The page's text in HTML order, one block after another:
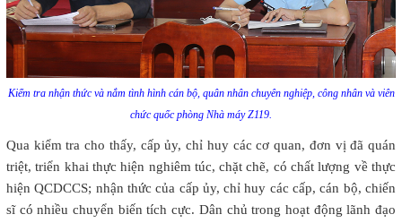
Kiểm tra nhận thức và nắm tình hình cán bộ, quân nhân chuyên nghiệp, công nhân và viên
chức quốc phòng Nhà máy Z119.
Qua kiểm tra cho thấy, cấp ủy, chỉ huy các cơ quan, đơn vị đã quán
triệt, triển khai thực hiện nghiêm túc, chặt chẽ, có chất lượng về thực
hiện QCDCCS; nhận thức của cấp ủy, chỉ huy các cấp, cán bộ, chiến
sĩ có nhiều chuyển biến tích cực. Dân chủ trong hoạt động lãnh đạo